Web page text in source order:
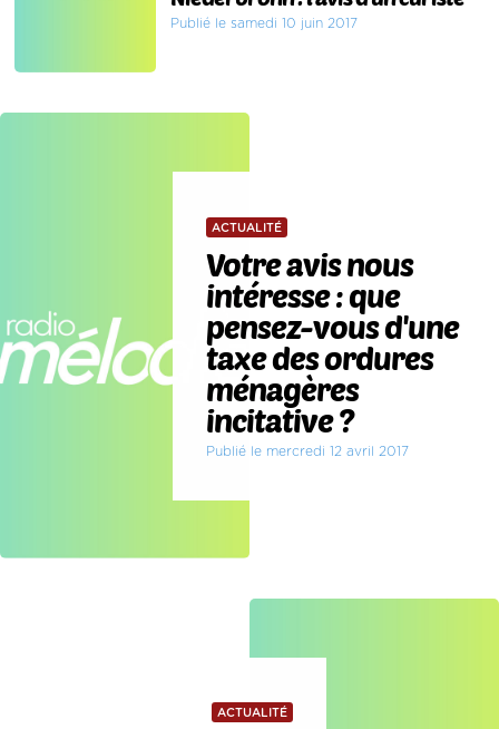
Publié le samedi 10 juin 2017
ACTUALITÉ
Votre avis nous
intéresse : que
pensez-vous d'une
taxe des ordures
ménagères
incitative ?
Publié le mercredi 12 avril 2017
ACTUALITÉ